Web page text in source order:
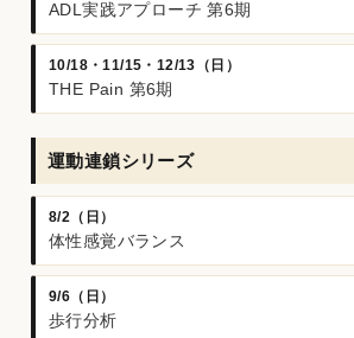
ADL実践アプローチ 第6期
10/18・11/15・12/13（日）
THE Pain 第6期
運動連鎖シリーズ
8/2（日）
体性感覚バランス
9/6（日）
歩行分析